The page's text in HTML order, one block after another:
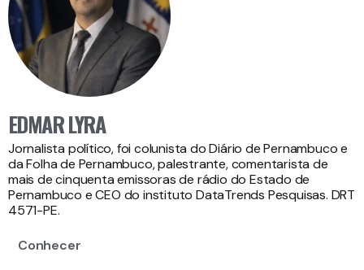
EDMAR LYRA
Jornalista político, foi colunista do Diário de Pernambuco e
da Folha de Pernambuco, palestrante, comentarista de
mais de cinquenta emissoras de rádio do Estado de
Pernambuco e CEO do instituto DataTrends Pesquisas. DRT
4571-PE.
Conhecer